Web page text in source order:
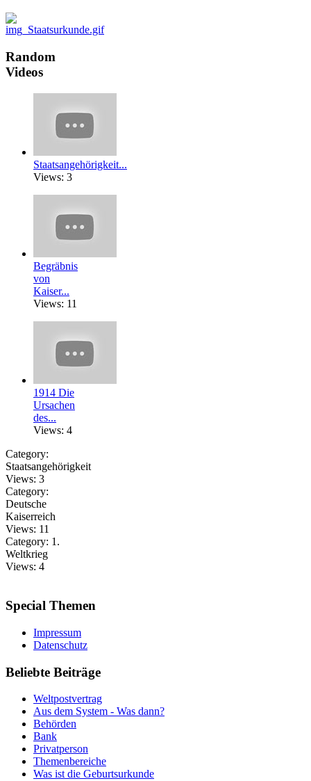
Random
Videos
Staatsangehörigkeit...
Views: 3
Begräbnis
von
Kaiser...
Views: 11
1914 Die
Ursachen
des...
Views: 4
Category:
Staatsangehörigkeit
Views: 3
Category:
Deutsche
Kaiserreich
Views: 11
Category: 1.
Weltkrieg
Views: 4
Special Themen
Impressum
Datenschutz
Beliebte Beiträge
Weltpostvertrag
Aus dem System - Was dann?
Behörden
Bank
Privatperson
Themenbereiche
Was ist die Geburtsurkunde